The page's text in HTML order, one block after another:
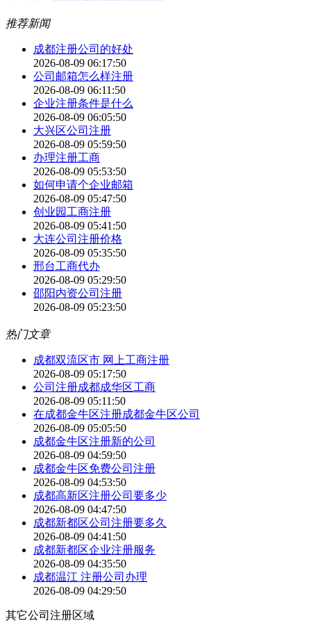
推荐新闻
成都注册公司的好处
2026-08-09 06:17:50
公司邮箱怎么样注册
2026-08-09 06:11:50
企业注册条件是什么
2026-08-09 06:05:50
大兴区公司注册
2026-08-09 05:59:50
办理注册工商
2026-08-09 05:53:50
如何申请个企业邮箱
2026-08-09 05:47:50
创业园工商注册
2026-08-09 05:41:50
大连公司注册价格
2026-08-09 05:35:50
邢台工商代办
2026-08-09 05:29:50
邵阳内资公司注册
2026-08-09 05:23:50
热门文章
成都双流区市 网上工商注册
2026-08-09 05:17:50
公司注册成都成华区工商
2026-08-09 05:11:50
在成都金牛区注册成都金牛区公司
2026-08-09 05:05:50
成都金牛区注册新的公司
2026-08-09 04:59:50
成都金牛区免费公司注册
2026-08-09 04:53:50
成都高新区注册公司要多少
2026-08-09 04:47:50
成都新都区公司注册要多久
2026-08-09 04:41:50
成都新都区企业注册服务
2026-08-09 04:35:50
成都温江 注册公司办理
2026-08-09 04:29:50
其它公司注册区域